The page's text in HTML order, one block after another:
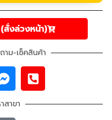
งล่วงหน้า)
ม-เช็คสินค้า
สาขา